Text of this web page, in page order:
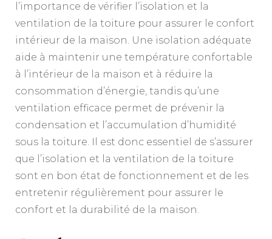
l’importance de vérifier l’isolation et la
ventilation de la toiture pour assurer le confort
intérieur de la maison. Une isolation adéquate
aide à maintenir une température confortable
à l’intérieur de la maison et à réduire la
consommation d’énergie, tandis qu’une
ventilation efficace permet de prévenir la
condensation et l’accumulation d’humidité
sous la toiture. Il est donc essentiel de s’assurer
que l’isolation et la ventilation de la toiture
sont en bon état de fonctionnement et de les
entretenir régulièrement pour assurer le
confort et la durabilité de la maison.